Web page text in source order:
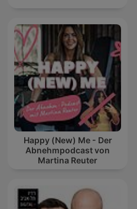
Happy (New) Me - Der
Abnehmpodcast von
Martina Reuter